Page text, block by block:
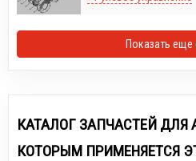
Показать еще
КАТАЛОГ ЗАПЧАСТЕЙ ДЛЯ
КОТОРЫМ ПРИМЕНЯЕТСЯ